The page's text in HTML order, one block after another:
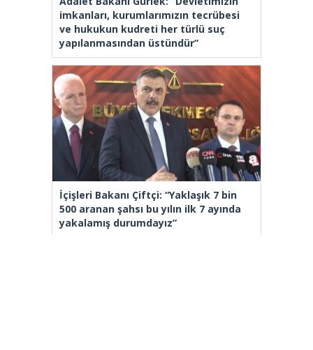
imkanları, kurumlarımızın tecrübesi
ve hukukun kudreti her türlü suç
yapılanmasından üstündür”
İçişleri Bakanı Çiftçi: “Yaklaşık 7 bin
500 aranan şahsı bu yılın ilk 7 ayında
yakalamış durumdayız”